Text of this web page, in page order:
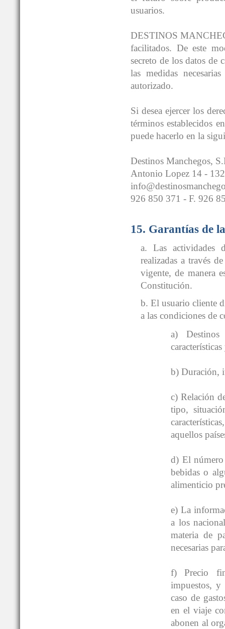
usuarios.
DESTINOS
facilitados. De este
secreto de los datos de
las medidas
autorizado.
Si desea ejercer los
términos establecidos
puede hacerlo en la
Destinos Manchegos,
Antonio Lopez 14 -
926 850 371 - F. 926
15. Garantías de
a. Las actividades
realizadas a través
vigente, de manera
Constitución.
b. El usuario cliente
a las condiciones
a)
b) Duración,
c) Relación
tipo,
aquellos
d) El número
bebidas o
alimenticio
e) La
a los
materia de
necesarias
f) Precio
impuestos, y
caso de
en el viaje
abonen al